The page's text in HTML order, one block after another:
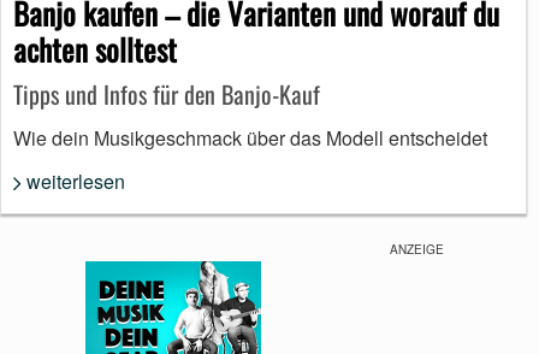
Banjo kaufen – die Varianten und worauf du
achten solltest
Tipps und Infos für den Banjo-Kauf
Wie dein Musikgeschmack über das Modell entscheidet
weiterlesen